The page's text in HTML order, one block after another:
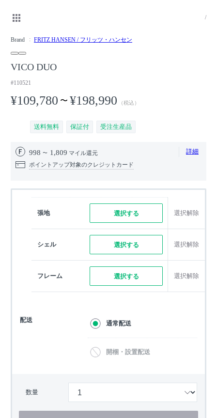
/
Brand FRITZ HANSEN / フリッツ・ハンセン
VICO DUO
#110521
¥109,780 〜 ¥198,990 （税込）
送料無料 保証付 受注生産品
998 1,809 マイル還元 詳細
ポイントアップ対象のクレジットカード
張地 選択する 選択解除
シェル 選択する 選択解除
フレーム 選択する 選択解除
配送 通常配送
開梱・設置配送
数量